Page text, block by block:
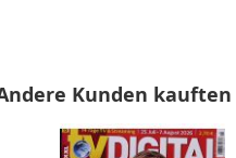
Kunden kauften